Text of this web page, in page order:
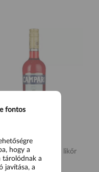
Bitter keserű likőr
700ml
fontos
hogy a
tárolódnak a
javítása, a